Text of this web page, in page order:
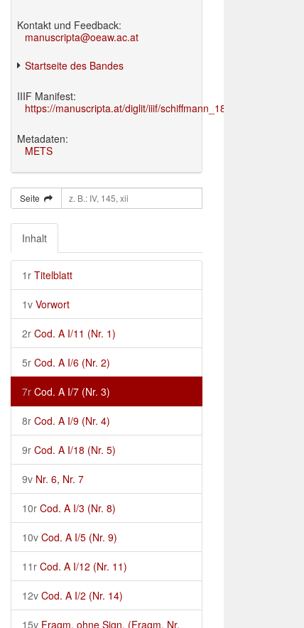
Kontakt und Feedback:
manuscripta@oeaw.ac.at
Startseite des Bandes
IIIF Manifest:
https://manuscripta.at/diglit/iiif/schiffmann_1895/manifest.json
Metadaten:
METS
Seite
Inhalt
1r Titelblatt
1v Vorwort
2r Cod. A I/11 (Nr. 1)
5r Cod. A I/6 (Nr. 2)
7r Cod. A I/7 (Nr. 3)
8r Cod. A I/9 (Nr. 4)
9r Cod. A I/18 (Nr. 5)
9v Nr. 6, Nr. 7
10r Cod. A I/3 (Nr. 8)
10v Cod. A I/5 (Nr. 9)
11r Cod. A I/12 (Nr. 11)
12v Cod. A I/2 (Nr. 14)
15v Fragm. ohne Sign. (Fragm. Nr.